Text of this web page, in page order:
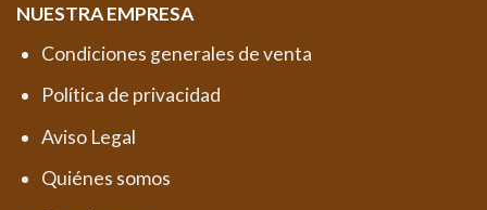
NUESTRA EMPRESA
Condiciones generales de venta
Política de privacidad
Aviso Legal
Quiénes somos